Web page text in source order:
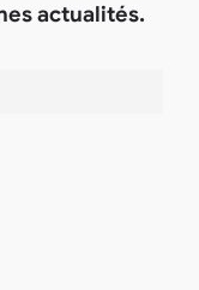
actualités.